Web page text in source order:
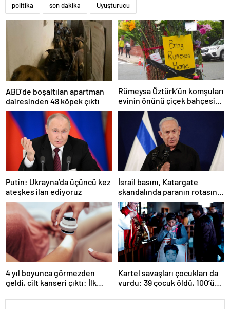
politika son dakika Uyuşturucu
ABD’de boşaltılan apartman
dairesinden 48 köpek çıktı
Rümeysa Öztürk’ün komşuları
evinin önünü çiçek bahçesine
çevirdi
Putin: Ukrayna’da üçüncü kez
ateşkes ilan ediyoruz
İsrail basını, Katargate
skandalında paranın rotasını
paylaştı
4 yıl boyunca görmezden
geldi, cilt kanseri çıktı: İlk
Kartel savaşları çocukları da
vurdu: 39 çocuk öldü, 100’ü